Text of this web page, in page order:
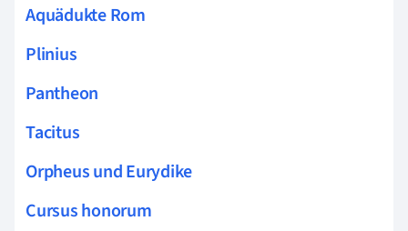
Aquädukte Rom
Plinius
Pantheon
Tacitus
Orpheus und Eurydike
Cursus honorum